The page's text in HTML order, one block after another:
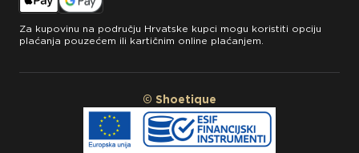
Za kupovinu na području Hrvatske kupci mogu koristiti opciju
plaćanja pouzećem ili kartičnim online plaćanjem.
© Shoetique